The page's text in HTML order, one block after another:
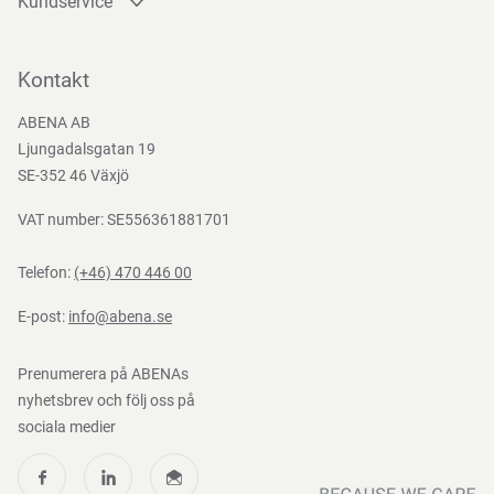
Bli kund
Nedladdningar
Kontakt
ABENA AB
Ljungadalsgatan 19
SE-352 46 Växjö
VAT number: SE556361881701
Telefon: (+46) 470 446 00
E-post: info@abena.se
Prenumerera på ABENAs
nyhetsbrev och följ oss på
sociala medier